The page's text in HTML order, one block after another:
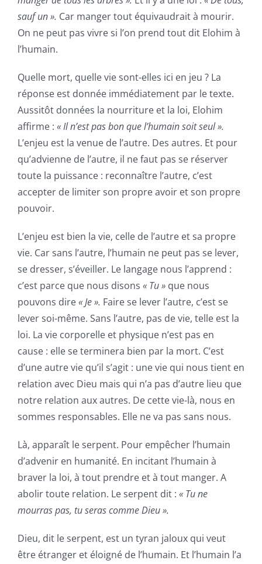
sauf un ». Car manger tout équivaudrait à mourir.
On ne peut pas vivre si l’on prend tout dit Elohim à
l’humain.
Quelle mort, quelle vie sont-elles ici en jeu ? La
réponse est donnée immédiatement par le texte.
Aussitôt données la nourriture et la loi, Elohim
affirme : « Il n’est pas bon que l’humain soit seul ».
L’enjeu est la venue de l’autre. Des autres. Et pour
qu’advienne de l’autre, il ne faut pas se réserver
toute la puissance : reconnaître l’autre, c’est
accepter de limiter son propre avoir et son propre
pouvoir.
L’enjeu est bien la vie, celle de l’autre et sa propre
vie. Car sans l’autre, l’humain ne peut pas se lever,
se dresser, s’éveiller. Le langage nous l’apprend :
c’est parce que nous disons « Tu »que nous
pouvons dire« Je ». Faire se lever l’autre, c’est se
lever soi-même. Sans l’autre, pas de vie, telle est la
loi. La vie corporelle et physique n’est pas en
cause : elle se terminera bien par la mort. C’est
d’une autre vie qu’il s’agit : une vie qui nous tient en
relation avec Dieu mais qui n’a pas d’autre lieu que
notre relation aux autres. De cette vie-là, nous en
sommes responsables. Elle ne va pas sans nous.
Là, apparaît le serpent. Pour empêcher l’humain
d’advenir en humanité. En incitant l’humain à
braver la loi, à tout prendre et à tout manger. A
abolir toute relation. Le serpent dit : « Tu ne
mourras pas, tu seras comme Dieu ».
Dieu, dit le serpent, est un tyran jaloux qui veut
être étranger et éloigné de l’humain. Et l’humain l’a